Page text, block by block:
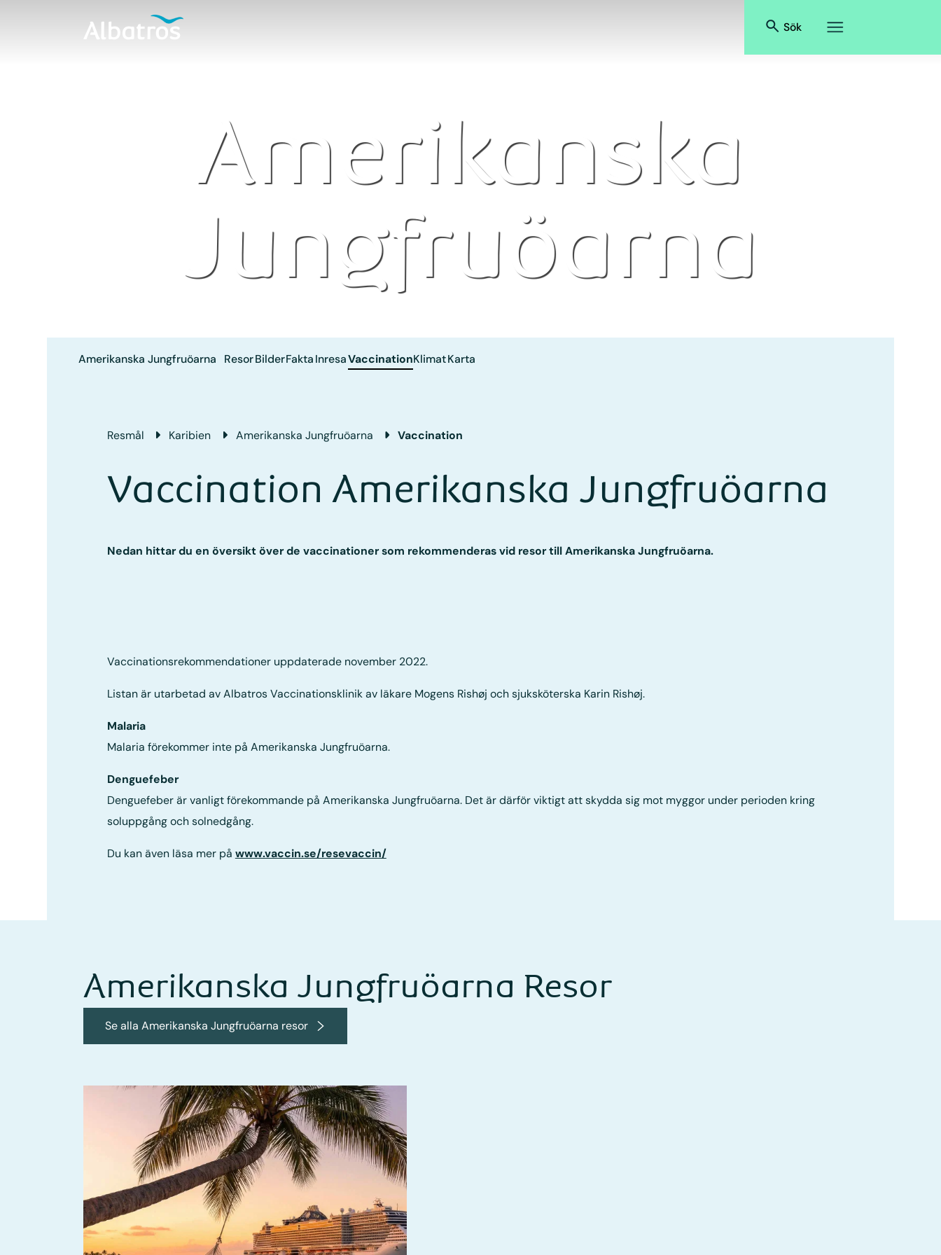
Sök
Amerikanska
Jungfruöarna
Amerikanska Jungfruöarna ResorBilderFaktaInresaVaccinationKlimatKarta
Resmål Karibien Amerikanska Jungfruöarna Vaccination
Vaccination Amerikanska Jungfruöarna
Nedan hittar du en översikt över de vaccinationer som rekommenderas vid resor till Amerikanska Jungfruöarna.
Vaccinationsrekommendationer uppdaterade november 2022.
Listan är utarbetad av Albatros Vaccinationsklinik av läkare Mogens Rishøj och sjuksköterska Karin Rishøj.
Malaria
Malaria förekommer inte på Amerikanska Jungfruöarna.
Denguefeber
Denguefeber är vanligt förekommande på Amerikanska Jungfruöarna. Det är därför viktigt att skydda sig mot myggor under perioden kring
soluppgång och solnedgång.
Du kan även läsa mer på www.vaccin.se/resevaccin/
Amerikanska Jungfruöarna Resor
Se alla Amerikanska Jungfruöarna resor